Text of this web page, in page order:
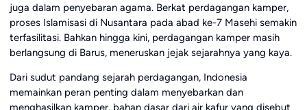
juga dalam penyebaran agama. Berkat perdagangan kamper,
proses Islamisasi di Nusantara pada abad ke-7 Masehi semakin
terfasilitasi. Bahkan hingga kini, perdagangan kamper masih
berlangsung di Barus, meneruskan jejak sejarahnya yang kaya.
Dari sudut pandang sejarah perdagangan, Indonesia
memainkan peran penting dalam menyebarkan dan